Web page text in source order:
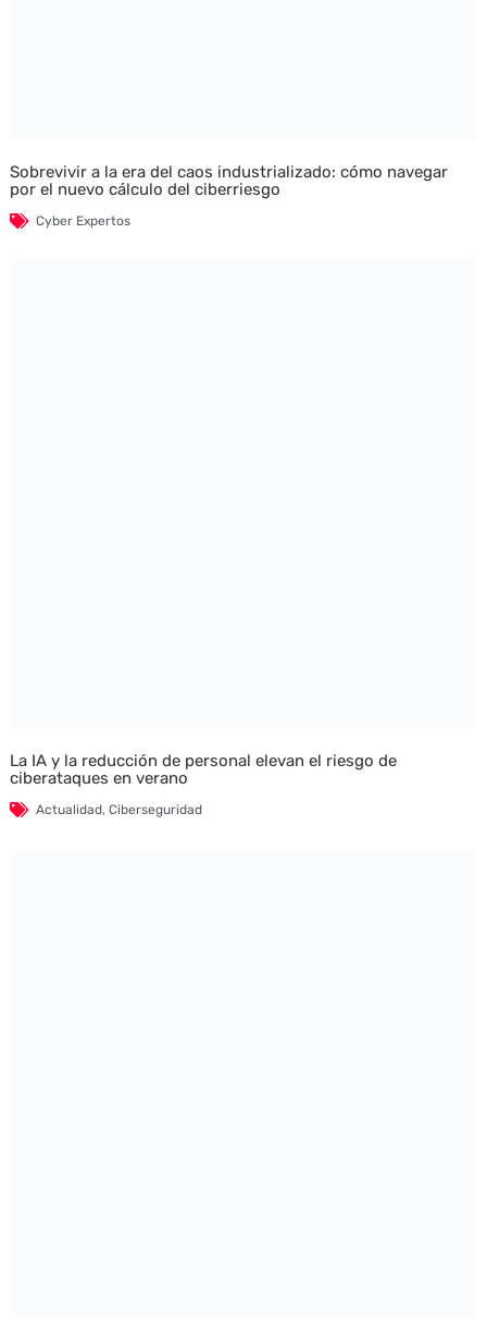
Sobrevivir a la era del caos industrializado: cómo navegar
por el nuevo cálculo del ciberriesgo
Cyber Expertos
La IA y la reducción de personal elevan el riesgo de
ciberataques en verano
Actualidad, Ciberseguridad